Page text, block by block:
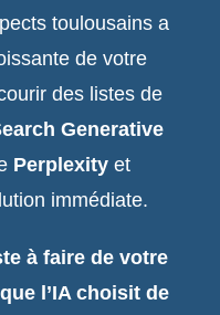
toulousains a
de votre
des listes de
Generative
Perplexity et
immédiate.
à faire de votre
l’IA choisit de